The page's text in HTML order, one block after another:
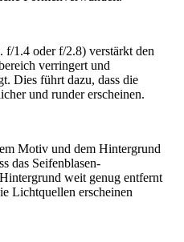
1.4 oder f/2.8) verstärkt den
verringert und
Dies führt dazu, dass die
und runder erscheinen.
Motiv und dem Hintergrund
das Seifenblasen-
weit genug entfernt
Lichtquellen erscheinen